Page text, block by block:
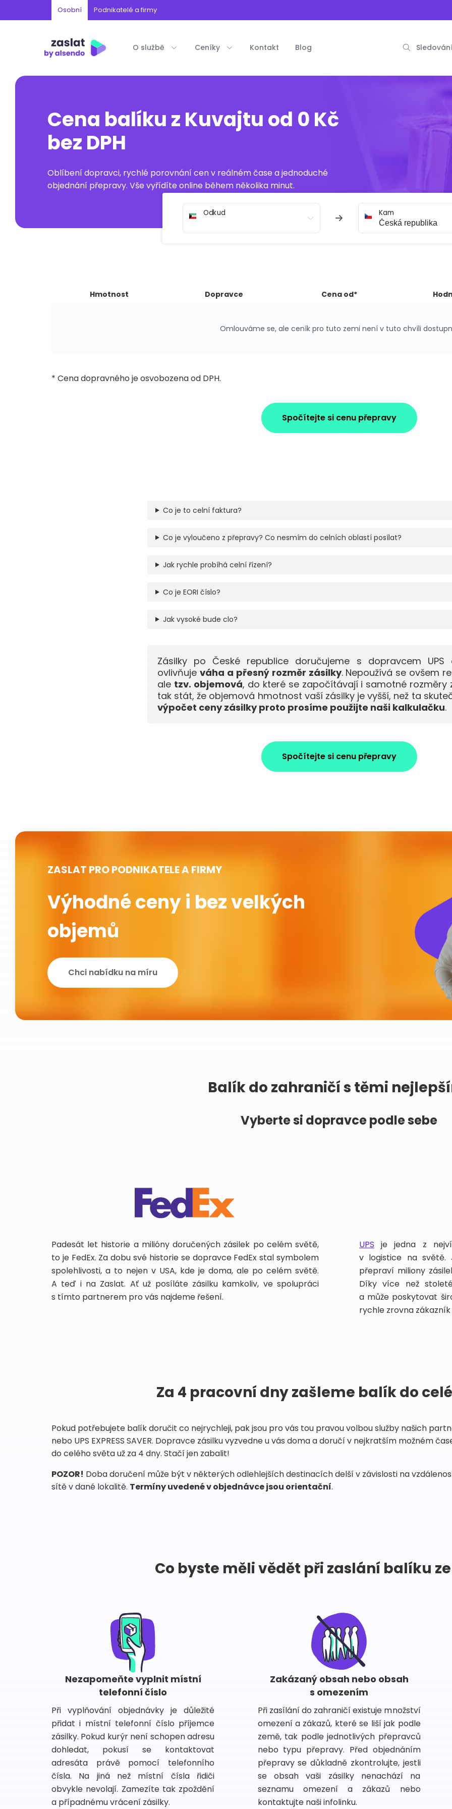
Osobní Podnikatelé a firmy
O službě Ceníky Kontakt Blog
Cena balíku z Kuvajtu od 0 Kč
bez DPH
Oblíbení dopravci, rychlé porovnání cen v reálném čase a jednoduché
objednání přepravy. Vše vyřídíte online během několika minut.
Odkud Kam
Hmotnost Dopravce Cena od*
Omlouváme se, ale ceník pro tuto zemi není v tuto chvíli
* Cena dopravného je osvobozena od DPH.
Spočítejte si cenu přepravy
Co je to celní faktura?
Co je vyloučeno z přepravy? Co nesmím do celních oblastí posílat?
Jak rychle probíhá celní řízení?
Co je EORI číslo?
Jak vysoké bude clo?
Zásilky po České republice doručujeme s dopravcem UPS
ovlivňuje váha a přesný rozměr zásilky. Nepoužívá se ovšem
ale tzv. objemová, do které se započítávají i samotné rozměry
tak stát, že objemová hmotnost vaší zásilky je vyšší, než ta
výpočet ceny zásilky proto prosíme použijte naši kalkulačku.
Spočítejte si cenu přepravy
ZASLAT PRO PODNIKATELE A FIRMY
Výhodné ceny i bez velkých
objemů
Chci nabídku na míru
Balík do zahraničí s těmi
Vyberte si dopravce podle sebe
Padesát let historie a milióny doručených zásilek po celém světě,
to je FedEx. Za dobu své historie se dopravce FedEx stal symbolem
spolehlivosti, a to nejen v USA, kde je doma, ale po celém světě.
A teď i na Zaslat. Ať už posíláte zásilku kamkoliv, ve spolupráci
s tímto partnerem pro vás najdeme řešení.
UPS je jedna z
v logistice na světě.
přepraví miliony
Díky více než
a může poskytovat
rychle zrovna
Za 4 pracovní dny zašleme balík do
Pokud potřebujete balík doručit co nejrychleji, pak jsou pro vás tou pravou volbou služby našich
nebo UPS EXPRESS SAVER. Dopravce zásilku vyzvedne u vás doma a doručí v nejkratším možném
do celého světa už za 4 dny. Stačí jen zabalit!
POZOR! Doba doručení může být v některých odlehlejších destinacích delší v závislosti na
sítě v dané lokalitě. Termíny uvedené v objednávce jsou orientační.
Co byste měli vědět při zaslání balíku
Nezapomeňte vyplnit místní
telefonní číslo
Při vyplňování objednávky je důležité
přidat i místní telefonní číslo příjemce
zásilky. Pokud kurýr není schopen adresu
dohledat, pokusí se kontaktovat
adresáta právě pomocí telefonního
čísla. Na jiná než místní čísla řidiči
obvykle nevolají. Zamezíte tak zpoždění
a případnému vrácení zásilky.
Zakázaný obsah nebo obsah
s omezením
Při zasílání do zahraničí existuje množství
omezení a zákazů, které se liší jak podle
země, tak podle jednotlivých přepravců
nebo typu přepravy. Před objednáním
přepravy se důkladně zkontrolujte, jestli
se obsah vaši zásilky nenachází na
seznamu omezení a zákazů nebo
kontaktujte naši infolinku.